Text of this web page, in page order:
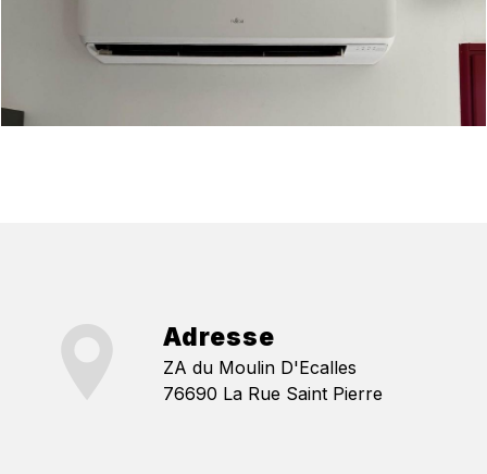
Adresse
ZA du Moulin D'Ecalles
76690 La Rue Saint Pierre